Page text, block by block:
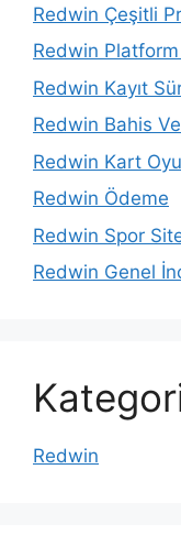
Redwin Çeşitli
Redwin
Redwin Kayıt
Redwin Bahis
Redwin Kart
Redwin Ödeme
Redwin Spor
Redwin Genel
Redwin